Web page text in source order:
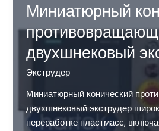
Миниатюрный
двухшнековый
Экструдер
Миниатюрный конический
двухшнековый экструдер
переработке пластмасс,